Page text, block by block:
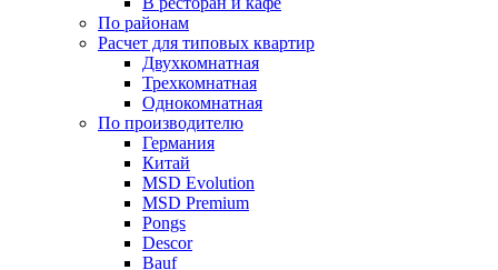
По районам
Расчет для типовых квартир
Двухкомнатная
Трехкомнатная
Однокомнатная
По производителю
Германия
Китай
MSD Evolution
MSD Premium
Pongs
Descor
Bauf